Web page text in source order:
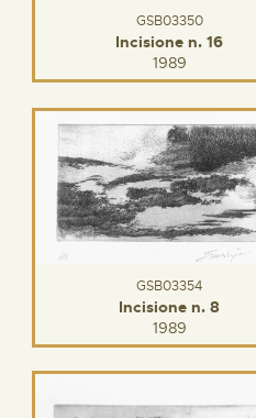
GSB03350
Incisione n. 16
1989
GSB03354
Incisione n. 8
1989